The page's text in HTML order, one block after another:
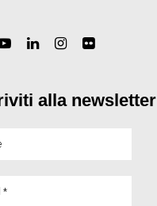
alla newsletter